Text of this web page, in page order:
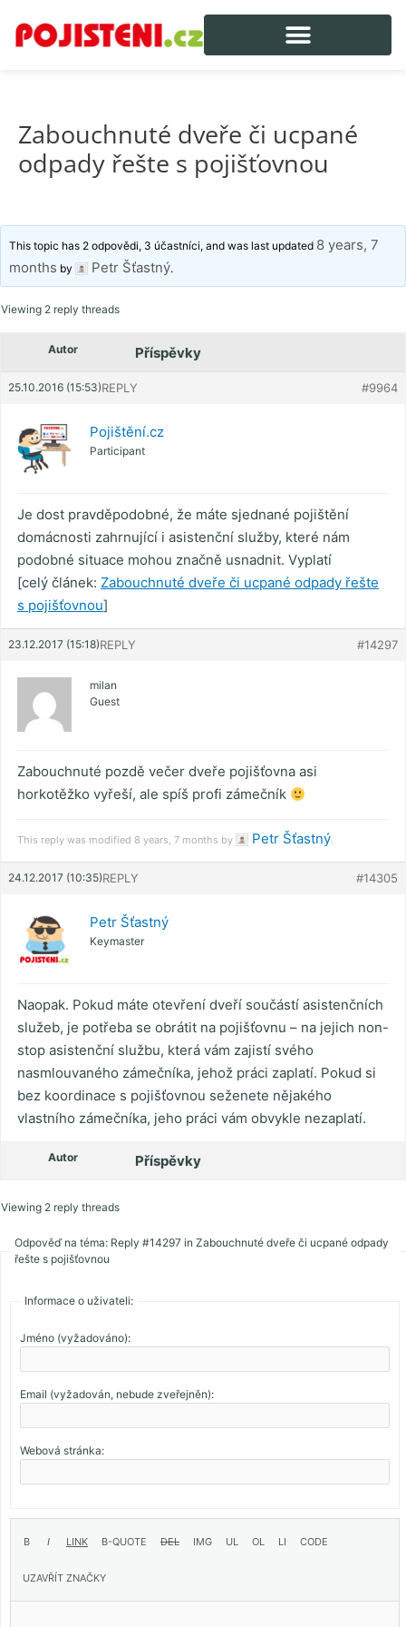
Zabouchnuté dveře či ucpané
odpady řešte s pojišťovnou
This topic has 2 odpovědi, 3 účastníci, and was last updated 8 years, 7
months by Petr Šťastný.
Viewing 2 reply threads
Autor Příspěvky
25.10.2016 (15:53) #9964
REPLY
Pojištění.cz
Participant
Je dost pravděpodobné, že máte sjednané pojištění
domácnosti zahrnující i asistenční služby, které nám
podobné situace mohou značně usnadnit. Vyplatí
[celý článek: Zabouchnuté dveře či ucpané odpady řešte
s pojišťovnou]
23.12.2017 (15:18) #14297
REPLY
milan
Guest
Zabouchnuté pozdě večer dveře pojišťovna asi
horkotěžko vyřeší, ale spíš profi zámečník
This reply was modified 8 years, 7 months by Petr Šťastný.
24.12.2017 (10:35) #14305
REPLY
Petr Šťastný
Keymaster
Naopak. Pokud máte otevření dveří součástí asistenčních
služeb, je potřeba se obrátit na pojišťovnu – na jejich non-
stop asistenční službu, která vám zajistí svého
nasmlouvaného zámečníka, jehož práci zaplatí. Pokud si
bez koordinace s pojišťovnou seženete nějakého
vlastního zámečníka, jeho práci vám obvykle nezaplatí.
Autor Příspěvky
Viewing 2 reply threads
Odpověď na téma: Reply #14297 in Zabouchnuté dveře či ucpané odpady
řešte s pojišťovnou
Informace o uživateli:
Jméno (vyžadováno):
Email (vyžadován, nebude zveřejněn):
Webová stránka: